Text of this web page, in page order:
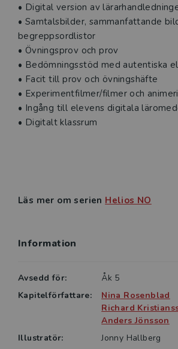
• Digital version av
• Samtalsbilder, sammanfattande
begreppsordlistor
• Övningsprov och prov
• Bedömningsstöd med autentiska
• Facit till prov och övningshäfte
• Experimentfilmer/filmer och
• Ingång till elevens digitala
• Digitalt klassrum
Läs mer om serien Helios NO
Information
Avsedd för:
Åk 5
Kapitelförfattare:
Nina Rosenblad
Richard
Anders Jönsson
Illustratör:
Jonny Hallberg